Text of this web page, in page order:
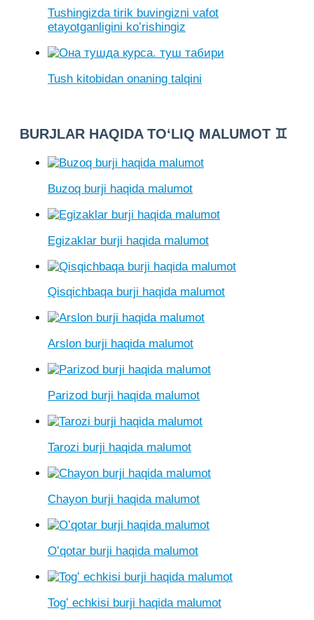
Tushingizda tirik buvingizni vafot
etayotganligini koʻrishingiz
Tush kitobidan onaning talqini
BURJLAR HAQIDA TO‘LIQ MALUMOT ♊
Buzoq burji haqida malumot
Egizaklar burji haqida malumot
Qisqichbaqa burji haqida malumot
Arslon burji haqida malumot
Parizod burji haqida malumot
Tarozi burji haqida malumot
Chayon burji haqida malumot
Oʻqotar burji haqida malumot
Togʻ echkisi burji haqida malumot